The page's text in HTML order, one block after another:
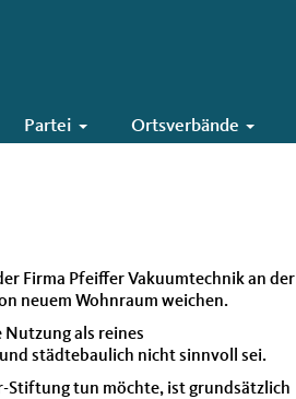
Partei Ortsverbände
Firma Pfeiffer Vakuumtechnik an der
neuem Wohnraum weichen.
Nutzung als reines
städtebaulich nicht sinnvoll sei.
Stiftung tun möchte, ist grundsätzlich